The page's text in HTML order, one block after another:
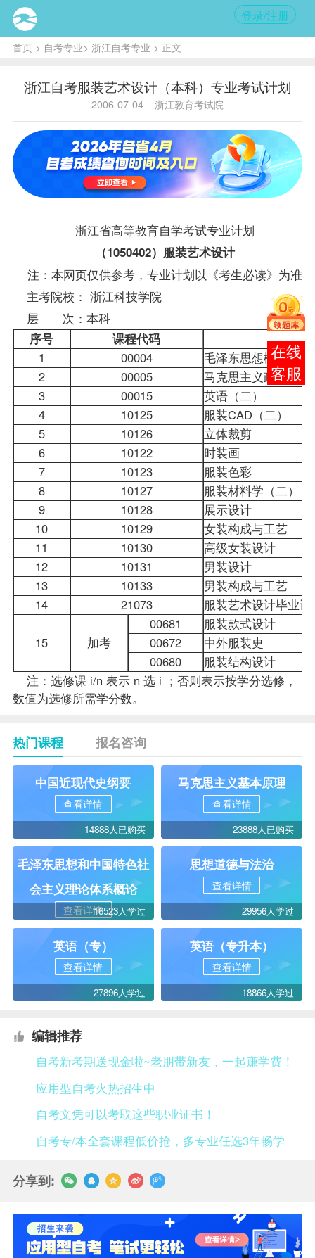
登录/注册
首页> 自考专业> 浙江自考专业 > 正文
浙江自考服装艺术设计（本科）专业考试计划
2006-07-04 浙江教育考试院
浙江省高等教育自学考试专业计划
（1050402）服装艺术设计
注：本网页仅供参考，专业计划以《考生必读》为准
主考院校： 浙江科技学院
层 次：本科
序号 课程代码
1
00004
毛泽东思想概论
2
00005
马克思主义政治经
3
00015
英语（二）
4
10125
服装CAD（二）
5
10126
立体裁剪
6
10122
时装画
7
10123
服装色彩
8
10127
服装材料学（二）
9
10128
展示设计
10
10129
女装构成与工艺
11
10130
高级女装设计
12
10131
男装设计
13
10133
男装构成与工艺
14
21073 服装艺术设计毕业设
15 加考
00681
服装款式设计
00672
中外服装史
00680
服装结构设计
注：选修课 i/n 表示 n 选 i ；否则表示按学分选修，
数值为选修所需学分数。
热门课程 报名咨询
中国近现代史纲要
查看详情
14888人已购买
马克思主义基本原理
查看详情
23888人已购买
毛泽东思想和中国特色社
会主义理论体系概论
查看详情16523人学过
思想道德与法治
查看详情
29956人学过
英语（专）
查看详情
27896人学过
英语（专升本）
查看详情
18866人学过
编辑推荐
自考新考期送现金啦~老朋带新友，一起赚学费！
应用型自考火热招生中
自考文凭可以考取这些职业证书！
自考专/本全套课程低价抢，多专业任选3年畅学
分享到:
在线
客服